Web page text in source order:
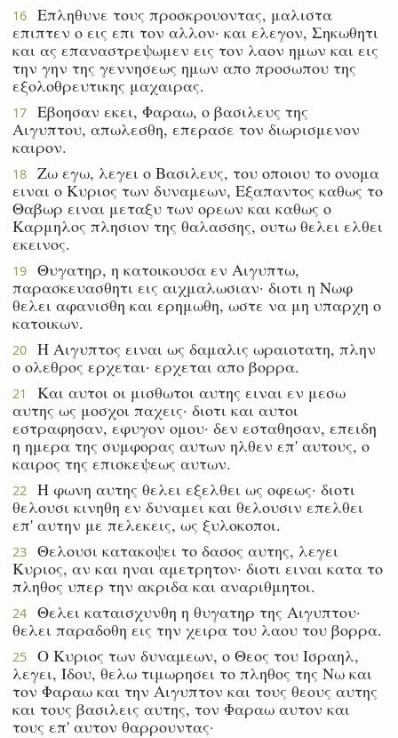
16
Επληθυνε τους προσκρουοντας, μαλιστα
επιπτεν ο εις επι τον αλλον· και ελεγον, Σηκωθητι
και ας επαναστρεψωμεν εις τον λαον ημων και εις
την γην της γεννησεως ημων απο προσωπου της
εξολοθρευτικης μαχαιρας.
17
Εβοησαν εκει, Φαραω, ο βασιλευς της
Αιγυπτου, απωλεσθη, επερασε τον διωρισμενον
καιρον.
18
Ζω εγω, λεγει ο Βασιλευς, του οποιου το ονομα
ειναι ο Κυριος των δυναμεων, Εξαπαντος καθως το
Θαβωρ ειναι μεταξυ των ορεων και καθως ο
Καρμηλος πλησιον της θαλασσης, ουτω θελει ελθει
εκεινος.
19
Θυγατηρ, η κατοικουσα εν Αιγυπτω,
παρασκευασθητι εις αιχμαλωσιαν· διοτι η Νωφ
θελει αφανισθη και ερημωθη, ωστε να μη υπαρχη ο
κατοικων.
20
Η Αιγυπτος ειναι ως δαμαλις ωραιοτατη, πλην
ο ολεθρος ερχεται· ερχεται απο βορρα.
21
Και αυτοι οι μισθωτοι αυτης ειναι εν μεσω
αυτης ως μοσχοι παχεις· διοτι και αυτοι
εστραφησαν, εφυγον ομου· δεν εσταθησαν, επειδη
η ημερα της συμφορας αυτων ηλθεν επ' αυτους, ο
καιρος της επισκεψεως αυτων.
22
Η φωνη αυτης θελει εξελθει ως οφεως· διοτι
θελουσι κινηθη εν δυναμει και θελουσιν επελθει
επ' αυτην με πελεκεις, ως ξυλοκοποι.
23
Θελουσι κατακοψει το δασος αυτης, λεγει
Κυριος, αν και ηναι αμετρητον· διοτι ειναι κατα το
πληθος υπερ την ακριδα και αναριθμητοι.
24
Θελει καταισχυνθη η θυγατηρ της Αιγυπτου·
θελει παραδοθη εις την χειρα του λαου του βορρα.
25
Ο Κυριος των δυναμεων, ο Θεος του Ισραηλ,
λεγει, Ιδου, θελω τιμωρησει το πληθος της Νω και
τον Φαραω και την Αιγυπτον και τους θεους αυτης
και τους βασιλεις αυτης, τον Φαραω αυτον και
τους επ' αυτον θαρρουντας·